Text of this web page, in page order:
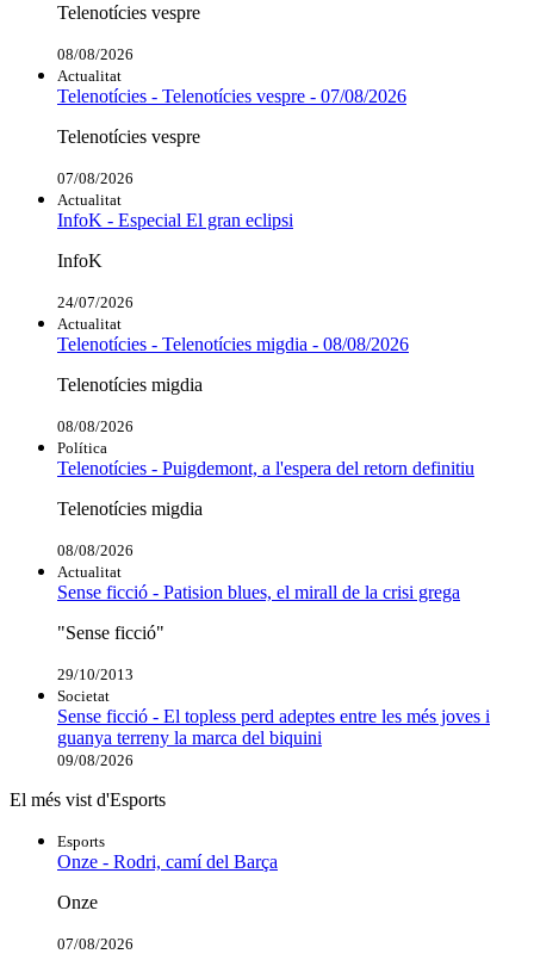
Telenotícies vespre
08/08/2026
Actualitat
Telenotícies - Telenotícies vespre - 07/08/2026
Telenotícies vespre
07/08/2026
Actualitat
InfoK - Especial El gran eclipsi
InfoK
24/07/2026
Actualitat
Telenotícies - Telenotícies migdia - 08/08/2026
Telenotícies migdia
08/08/2026
Política
Telenotícies - Puigdemont, a l'espera del retorn definitiu
Telenotícies migdia
08/08/2026
Actualitat
Sense ficció - Patision blues, el mirall de la crisi grega
"Sense ficció"
29/10/2013
Societat
Sense ficció - El topless perd adeptes entre les més joves i
guanya terreny la marca del biquini
09/08/2026
El més vist d'Esports
Esports
Onze - Rodri, camí del Barça
Onze
07/08/2026